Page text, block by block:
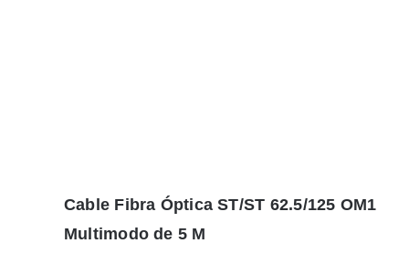
Cable Fibra Óptica ST/ST 62.5/125 OM1
Multimodo de 5 M